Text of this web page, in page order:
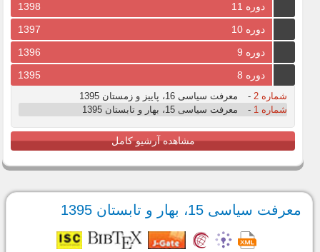
دوره 11
1398
دوره 10
1397
دوره 9
1396
دوره 8
1395
شماره 2 -
معرفت سیاسی 16، پاییز و زمستان 1395
شماره 1
- معرفت سیاسی 15، بهار و تابستان 1395
مشاهده آرشیو کامل
معرفت سیاسی 15، بهار و تابستان 1395